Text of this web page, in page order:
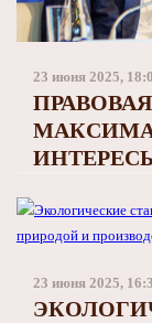
Заполярный
23 июня 2025,
23 июня 2025,